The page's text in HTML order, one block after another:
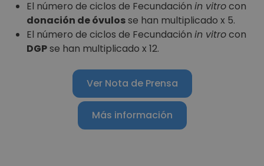
El número de ciclos de Fecundación in vitrocon
donación de óvulosse han multiplicado x 5.
El número de ciclos de Fecundación in vitrocon
DGPse han multiplicado x 12.
Ver Nota de Prensa
Más información